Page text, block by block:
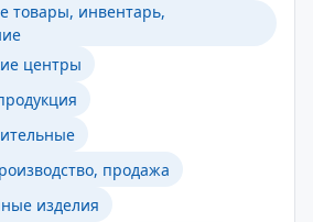
товары, инвентарь,
центры
продажа
изделия